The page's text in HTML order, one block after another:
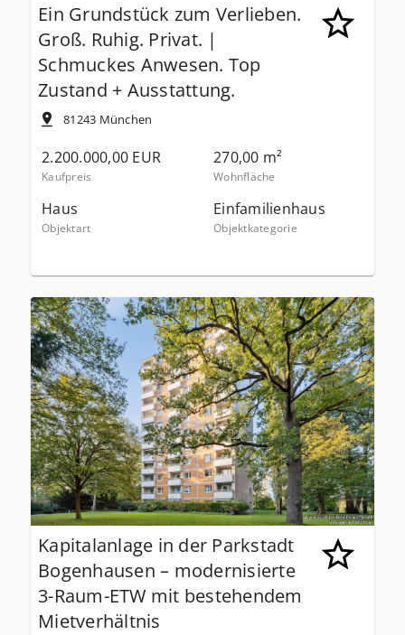
Ein Grundstück zum Verlieben.
Groß. Ruhig. Privat. |
Schmuckes Anwesen. Top
Zustand + Ausstattung.
81243 München
2.200.000,00 EUR
Kaufpreis
270,00 m²
Wohnfläche
Haus
Objektart
Einfamilienhaus
Objektkategorie
Kapitalanlage in der Parkstadt
Bogenhausen – modernisierte
3-Raum-ETW mit bestehendem
Mietverhältnis